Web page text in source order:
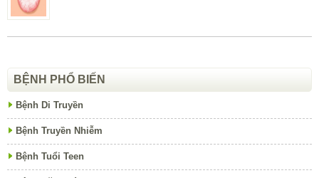
BỆNH PHỔ BIẾN
Bệnh Di Truyền
Bệnh Truyền Nhiễm
Bệnh Tuổi Teen